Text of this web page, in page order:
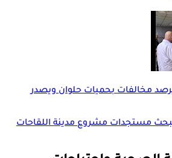
مخالفات بحميات حلوان ويصدر
مستجدات مشروع مدينة اللقاحات